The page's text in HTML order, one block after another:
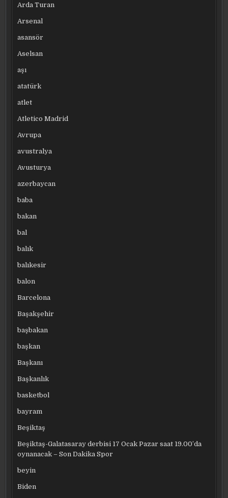
Arda Turan
Arsenal
asansör
Aselsan
aşı
atatürk
atlet
Atletico Madrid
Avrupa
avustralya
Avusturya
azerbaycan
baba
bakan
bal
balık
balıkesir
balon
Barcelona
Başakşehir
başbakan
başkan
Başkanı
Başkanlık
basketbol
bayram
Beşiktaş
Beşiktaş-Galatasaray derbisi 17 Ocak Pazar saat 19.00’da
oynanacak – Son Dakika Spor
beyin
Biden